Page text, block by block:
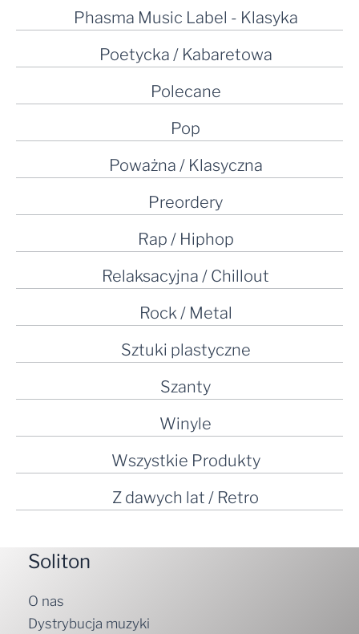
Phasma Music Label - Klasyka
Poetycka / Kabaretowa
Polecane
Pop
Poważna / Klasyczna
Preordery
Rap / Hiphop
Relaksacyjna / Chillout
Rock / Metal
Sztuki plastyczne
Szanty
Winyle
Wszystkie Produkty
Z dawych lat / Retro
Soliton
O nas
Dystrybucja muzyki